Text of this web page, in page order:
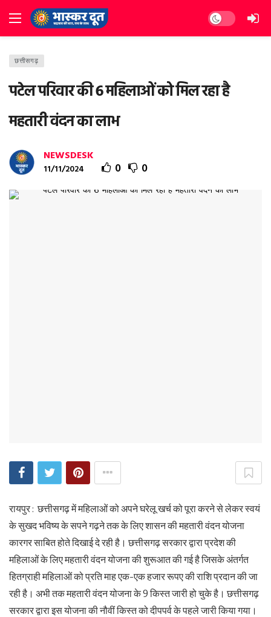
Dark mode
छत्तीसगढ़
पटेल परिवार की 6 महिलाओं को मिल रहा है
महतारी वंदन का लाभ
NEWSDESK
11/11/2024 0 0
रायपुर : छत्तीसगढ़ में महिलाओं को अपने घरेलू खर्च को पूरा करने से लेकर स्वयं
के सुखद भविष्य के सपने गढ़ने तक के लिए शासन की महतारी वंदन योजना
कारगर साबित होते दिखाई दे रही है। छत्तीसगढ़ सरकार द्वारा प्रदेश की
महिलाओं के लिए महतारी वंदन योजना की शुरूआत की गई है जिसके अंतर्गत
हितग्राही महिलाओं को प्रति माह एक-एक हजार रूपए की राशि प्रदान की जा
रही है। अभी तक महतारी वंदन योजना के 9 किस्त जारी हो चुके है। छत्तीसगढ़
सरकार द्वारा इस योजना की नौवीं किस्त को दीपपर्व के पहले जारी किया गया।